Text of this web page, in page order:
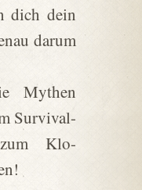
dich dein
darum
Mythen
Survival-
Klo-